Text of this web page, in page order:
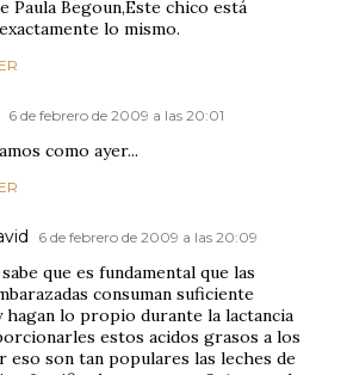
Paula Begoun,Este chico está
lo mismo.
6 de febrero de 2009 a las 20:01
como ayer...
6 de febrero de 2009 a las 20:09
que es fundamental que las
consuman suficiente
hagan lo propio durante la lactancia
estos acidos grasos a los
eso son tan populares las leches de